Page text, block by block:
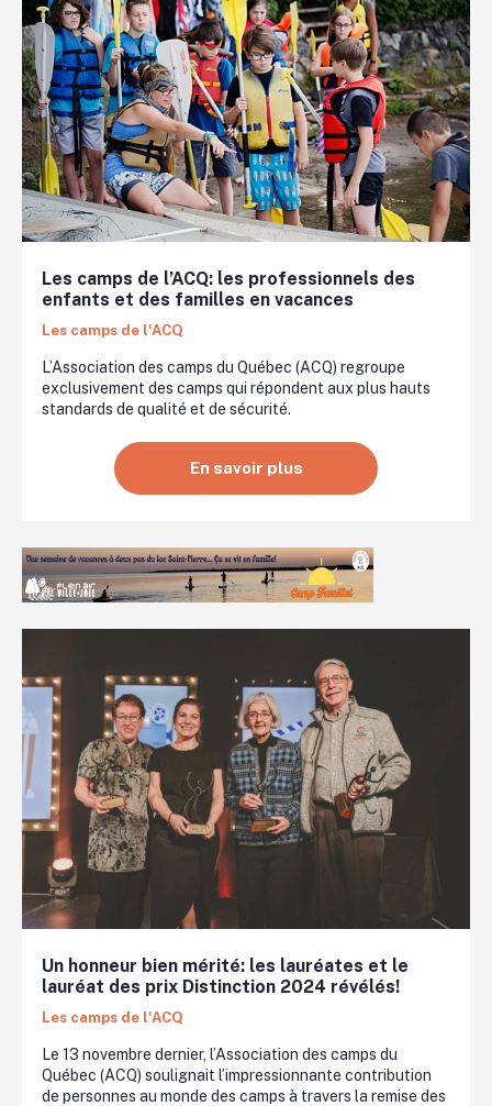
Les camps de l’ACQ: les professionnels des
enfants et des familles en vacances
Les camps de l'ACQ
L’Association des camps du Québec (ACQ) regroupe
exclusivement des camps qui répondent aux plus hauts
standards de qualité et de sécurité.
En savoir plus
Un honneur bien mérité: les lauréates et le
lauréat des prix Distinction 2024 révélés!
Les camps de l'ACQ
Le 13 novembre dernier, l’Association des camps du
Québec (ACQ) soulignait l’impressionnante contribution
de personnes au monde des camps à travers la remise des